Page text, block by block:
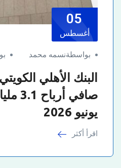
05
أغسطس
بواسطةنسمه محمد
البنك الأهلي
صافي
يونيو 2026
اقرأ أكثر